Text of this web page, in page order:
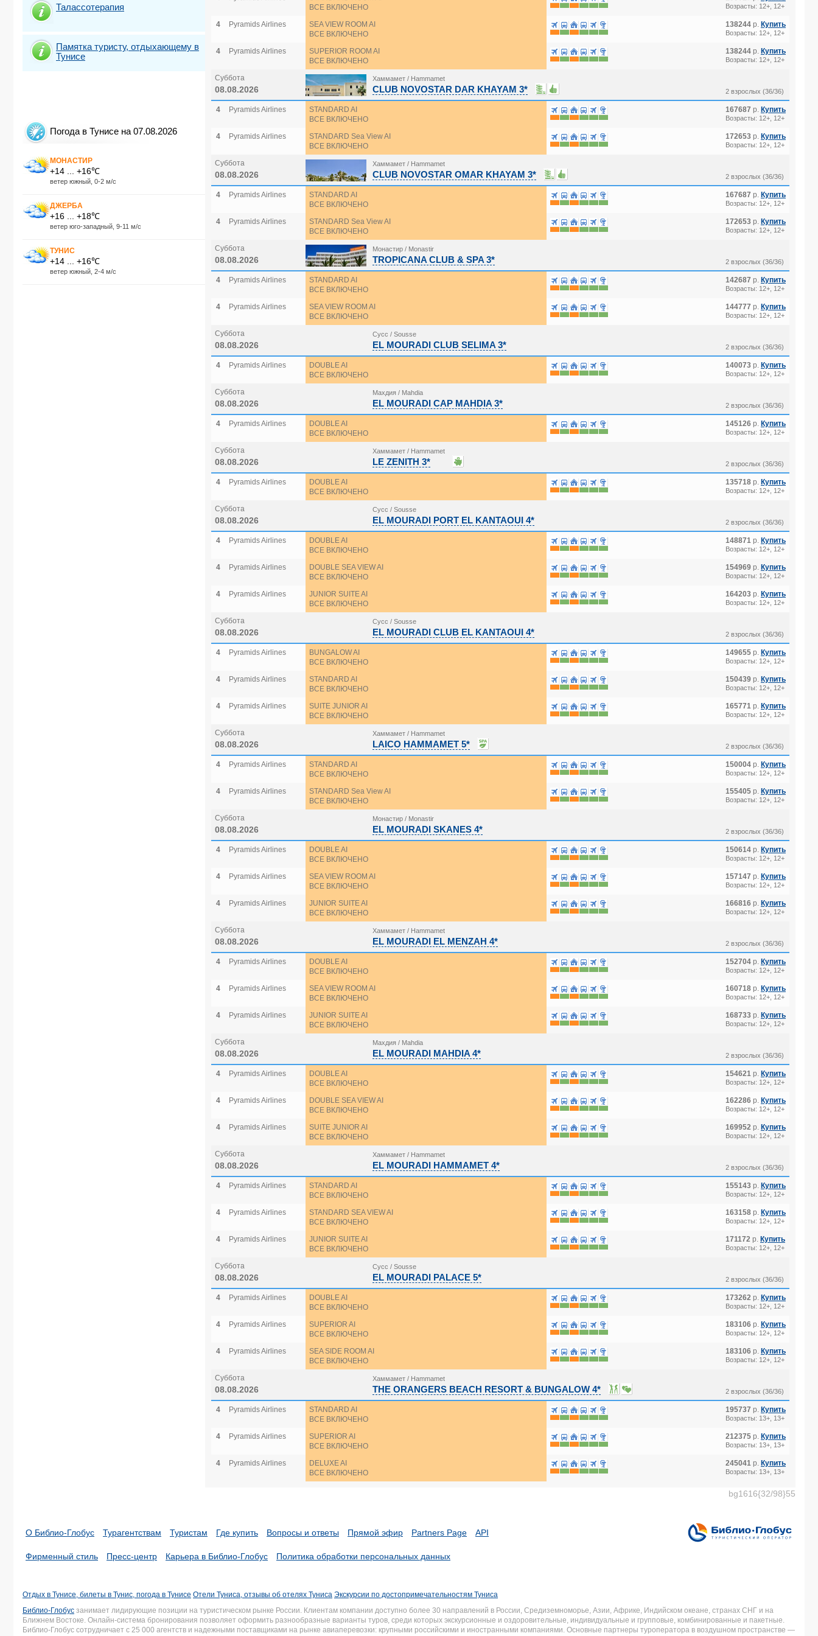
Талассотерапия
Памятка туристу, отдыхающему в
Тунисе
Погода в Тунисе на 07.08.2026
МОНАСТИР
+14 ... +16℃
ветер южный, 0-2 м/с
ДЖЕРБА
+16 ... +18℃
ветер юго-западный, 9-11 м/с
ТУНИС
+14 ... +16℃
ветер южный, 2-4 м/с
ВСЕ ВКЛЮЧЕНО
Возрасты: 12+, 12+
4 Pyramids Airlines
SEA VIEW ROOM AI
ВСЕ ВКЛЮЧЕНО
138244 р. Купить
Возрасты: 12+, 12+
4 Pyramids Airlines
SUPERIOR ROOM AI
ВСЕ ВКЛЮЧЕНО
138244 р. Купить
Возрасты: 12+, 12+
Суббота
08.08.2026
Хаммамет / Hammamet
CLUB NOVOSTAR DAR KHAYAM 3* 2 взрослых (36/36)
4 Pyramids Airlines
STANDARD AI
ВСЕ ВКЛЮЧЕНО
167687 р. Купить
Возрасты: 12+, 12+
4 Pyramids Airlines
STANDARD Sea View AI
ВСЕ ВКЛЮЧЕНО
172653 р. Купить
Возрасты: 12+, 12+
Суббота
08.08.2026
Хаммамет / Hammamet
CLUB NOVOSTAR OMAR KHAYAM 3* 2 взрослых (36/36)
4 Pyramids Airlines
STANDARD AI
ВСЕ ВКЛЮЧЕНО
167687 р. Купить
Возрасты: 12+, 12+
4 Pyramids Airlines
STANDARD Sea View AI
ВСЕ ВКЛЮЧЕНО
172653 р. Купить
Возрасты: 12+, 12+
Суббота
08.08.2026
Монастир / Monastir
TROPICANA CLUB & SPA 3* 2 взрослых (36/36)
4 Pyramids Airlines
STANDARD AI
ВСЕ ВКЛЮЧЕНО
142687 р. Купить
Возрасты: 12+, 12+
4 Pyramids Airlines
SEA VIEW ROOM AI
ВСЕ ВКЛЮЧЕНО
144777 р. Купить
Возрасты: 12+, 12+
Суббота
08.08.2026
Сусс / Sousse
EL MOURADI CLUB SELIMA 3* 2 взрослых (36/36)
4 Pyramids Airlines
DOUBLE AI
ВСЕ ВКЛЮЧЕНО
140073 р. Купить
Возрасты: 12+, 12+
Суббота
08.08.2026
Махдия / Mahdia
EL MOURADI CAP MAHDIA 3* 2 взрослых (36/36)
4 Pyramids Airlines
DOUBLE AI
ВСЕ ВКЛЮЧЕНО
145126 р. Купить
Возрасты: 12+, 12+
Суббота
08.08.2026
Хаммамет / Hammamet
LE ZENITH 3* 2 взрослых (36/36)
4 Pyramids Airlines
DOUBLE AI
ВСЕ ВКЛЮЧЕНО
135718 р. Купить
Возрасты: 12+, 12+
Суббота
08.08.2026
Сусс / Sousse
EL MOURADI PORT EL KANTAOUI 4* 2 взрослых (36/36)
4 Pyramids Airlines
DOUBLE AI
ВСЕ ВКЛЮЧЕНО
148871 р. Купить
Возрасты: 12+, 12+
4 Pyramids Airlines
DOUBLE SEA VIEW AI
ВСЕ ВКЛЮЧЕНО
154969 р. Купить
Возрасты: 12+, 12+
4 Pyramids Airlines
JUNIOR SUITE AI
ВСЕ ВКЛЮЧЕНО
164203 р. Купить
Возрасты: 12+, 12+
Суббота
08.08.2026
Сусс / Sousse
EL MOURADI CLUB EL KANTAOUI 4* 2 взрослых (36/36)
4 Pyramids Airlines
BUNGALOW AI
ВСЕ ВКЛЮЧЕНО
149655 р. Купить
Возрасты: 12+, 12+
4 Pyramids Airlines
STANDARD AI
ВСЕ ВКЛЮЧЕНО
150439 р. Купить
Возрасты: 12+, 12+
4 Pyramids Airlines
SUITE JUNIOR AI
ВСЕ ВКЛЮЧЕНО
165771 р. Купить
Возрасты: 12+, 12+
Суббота
08.08.2026
Хаммамет / Hammamet
LAICO HAMMAMET 5* 2 взрослых (36/36)
4 Pyramids Airlines
STANDARD AI
ВСЕ ВКЛЮЧЕНО
150004 р. Купить
Возрасты: 12+, 12+
4 Pyramids Airlines
STANDARD Sea View AI
ВСЕ ВКЛЮЧЕНО
155405 р. Купить
Возрасты: 12+, 12+
Суббота
08.08.2026
Монастир / Monastir
EL MOURADI SKANES 4* 2 взрослых (36/36)
4 Pyramids Airlines
DOUBLE AI
ВСЕ ВКЛЮЧЕНО
150614 р. Купить
Возрасты: 12+, 12+
4 Pyramids Airlines
SEA VIEW ROOM AI
ВСЕ ВКЛЮЧЕНО
157147 р. Купить
Возрасты: 12+, 12+
4 Pyramids Airlines
JUNIOR SUITE AI
ВСЕ ВКЛЮЧЕНО
166816 р. Купить
Возрасты: 12+, 12+
Суббота
08.08.2026
Хаммамет / Hammamet
EL MOURADI EL MENZAH 4* 2 взрослых (36/36)
4 Pyramids Airlines
DOUBLE AI
ВСЕ ВКЛЮЧЕНО
152704 р. Купить
Возрасты: 12+, 12+
4 Pyramids Airlines
SEA VIEW ROOM AI
ВСЕ ВКЛЮЧЕНО
160718 р. Купить
Возрасты: 12+, 12+
4 Pyramids Airlines
JUNIOR SUITE AI
ВСЕ ВКЛЮЧЕНО
168733 р. Купить
Возрасты: 12+, 12+
Суббота
08.08.2026
Махдия / Mahdia
EL MOURADI MAHDIA 4* 2 взрослых (36/36)
4 Pyramids Airlines
DOUBLE AI
ВСЕ ВКЛЮЧЕНО
154621 р. Купить
Возрасты: 12+, 12+
4 Pyramids Airlines
DOUBLE SEA VIEW AI
ВСЕ ВКЛЮЧЕНО
162286 р. Купить
Возрасты: 12+, 12+
4 Pyramids Airlines
SUITE JUNIOR AI
ВСЕ ВКЛЮЧЕНО
169952 р. Купить
Возрасты: 12+, 12+
Суббота
08.08.2026
Хаммамет / Hammamet
EL MOURADI HAMMAMET 4* 2 взрослых (36/36)
4 Pyramids Airlines
STANDARD AI
ВСЕ ВКЛЮЧЕНО
155143 р. Купить
Возрасты: 12+, 12+
4 Pyramids Airlines
STANDARD SEA VIEW AI
ВСЕ ВКЛЮЧЕНО
163158 р. Купить
Возрасты: 12+, 12+
4 Pyramids Airlines
JUNIOR SUITE AI
ВСЕ ВКЛЮЧЕНО
171172 р. Купить
Возрасты: 12+, 12+
Суббота
08.08.2026
Сусс / Sousse
EL MOURADI PALACE 5* 2 взрослых (36/36)
4 Pyramids Airlines
DOUBLE AI
ВСЕ ВКЛЮЧЕНО
173262 р. Купить
Возрасты: 12+, 12+
4 Pyramids Airlines
SUPERIOR AI
ВСЕ ВКЛЮЧЕНО
183106 р. Купить
Возрасты: 12+, 12+
4 Pyramids Airlines
SEA SIDE ROOM AI
ВСЕ ВКЛЮЧЕНО
183106 р. Купить
Возрасты: 12+, 12+
Суббота
08.08.2026
Хаммамет / Hammamet
THE ORANGERS BEACH RESORT & BUNGALOW 4* 2 взрослых (36/36)
4 Pyramids Airlines
STANDARD AI
ВСЕ ВКЛЮЧЕНО
195737 р. Купить
Возрасты: 13+, 13+
4 Pyramids Airlines
SUPERIOR AI
ВСЕ ВКЛЮЧЕНО
212375 р. Купить
Возрасты: 13+, 13+
4 Pyramids Airlines
DELUXE AI
ВСЕ ВКЛЮЧЕНО
245041 р. Купить
Возрасты: 13+, 13+
bg1616{32/98}55
О Библио-Глобус Турагентствам Туристам Где купить Вопросы и ответы Прямой эфир Partners Page API
Фирменный стиль Пресс-центр Карьера в Библио-Глобус Политика обработки персональных данных
Отдых в Тунисе, билеты в Тунис, погода в Тунисе Отели Туниса, отзывы об отелях Туниса Экскурсии по достопримечательностям Туниса
Библио-Глобус занимает лидирующие позиции на туристическом рынке России. Клиентам компании доступно более 30 направлений в России, Средиземноморье, Азии, Африке, Индийском океане, странах СНГ и на
Ближнем Востоке. Онлайн-система бронирования позволяет оформить разнообразные варианты туров, среди которых экскурсионные и оздоровительные, индивидуальные и групповые, комбинированные и пакетные.
Библио-Глобус сотрудничает с 25 000 агентств и надежными поставщиками на рынке авиаперевозки: крупными российскими и иностранными компаниями. Основные партнеры туроператора в воздушном пространстве —